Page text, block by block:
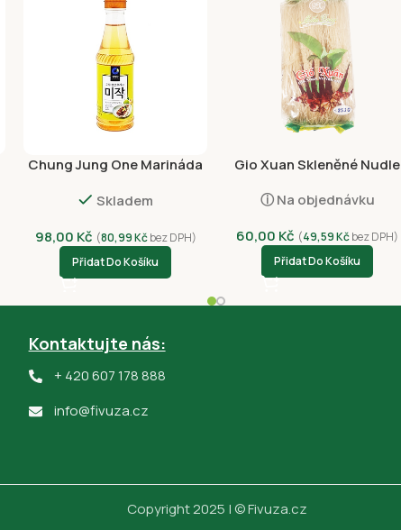
Chung Jung One Marináda
Skladem
98,00 Kč (80,99Kčbez DPH)
Přidat Do Košíku
Gio Xuan Skleněné Nudle
ⓘ Na objednávku
60,00 Kč (49,59Kčbez DPH)
Přidat Do Košíku
Kontaktujte nás:
+ 420 607 178 888
info@fivuza.cz
Copyright 2025 | © Fivuza.cz